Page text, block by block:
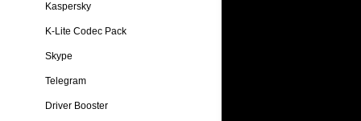
Kaspersky
K-Lite Codec Pack
Skype
Telegram
Driver Booster